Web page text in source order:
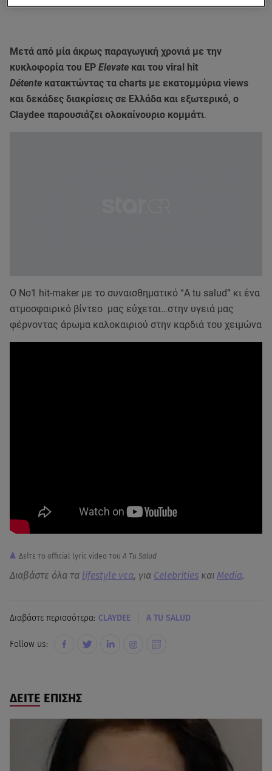
Μετά από μία άκρως παραγωγική χρονιά με την
κυκλοφορία του EP Elevate και του viral hit
Détente κατακτώντας τα charts με εκατομμύρια views
και δεκάδες διακρίσεις σε Ελλάδα και εξωτερικό, ο
Claydee παρουσιάζει ολοκαίνουριο κομμάτι.
Ο No1 hit-maker με το συναισθηματικό “A tu salud” κι ένα
ατμοσφαιρικό βίντεο μας εύχεται…στην υγειά μας
φέρνοντας άρωμα καλοκαιριού στην καρδιά του χειμώνα
Δείτε το official lyric video του A Tu Salud
Διαβάστε όλα τα lifestyle νεα, για Celebrities και Media.
Διαβάστε περισσότερα: CLAYDEE A TU SALUD
Follow us:
ΔΕΙΤΕ ΕΠΙΣΗΣ